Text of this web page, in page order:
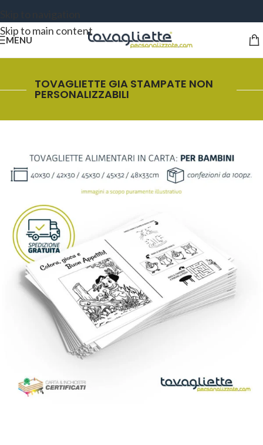
Skip to main content
MENU
TOVAGLIETTE GIA STAMPATE NON
PERSONALIZZABILI